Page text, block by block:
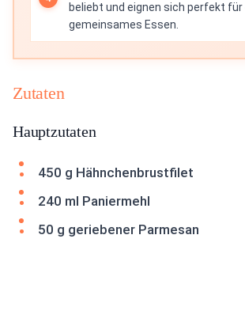
beliebt und eignen sich perfekt für
gemeinsames Essen.
Zutaten
Hauptzutaten
450 g Hähnchenbrustfilet
240 ml Paniermehl
50 g geriebener Parmesan